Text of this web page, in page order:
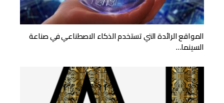
المواقع الرائدة التي تستخدم الذكاء الاصطناعي في صناعة
السينما…